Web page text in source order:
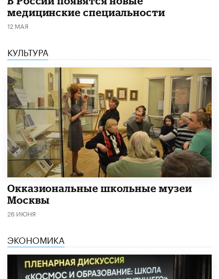
медицинские специальности
12 МАЯ
КУЛЬТУРА
​Окказиональные школьные музеи
Москвы
26 ИЮНЯ
ЭКОНОМИКА